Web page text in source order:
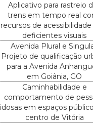
Aplicativo para rastreio
trens em tempo real
recursos de acessibilidade
deficientes visuais
Avenida Plural e
Projeto de qualificação
para a Avenida
em Goiânia, GO
Caminhabilidade e
comportamento de
idosas em espaços
centro de Vitória